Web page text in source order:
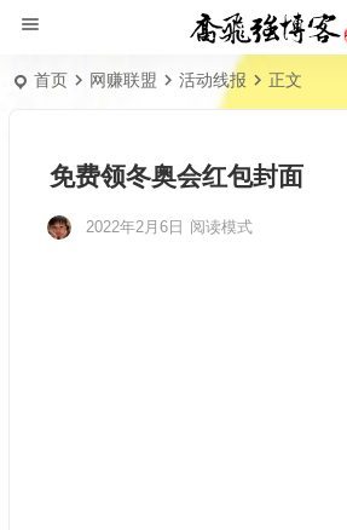
首页 网赚联盟 活动线报 正文
免费领冬奥会红包封面
2022年2月6日 阅读模式